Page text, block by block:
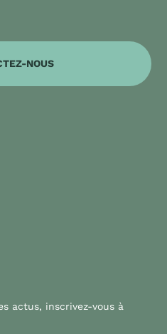
NOUS
actus, inscrivez-vous à